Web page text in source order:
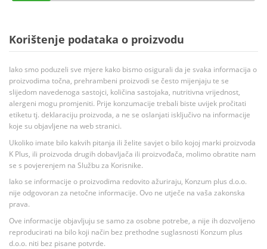
Korištenje podataka o proizvodu
Iako smo poduzeli sve mjere kako bismo osigurali da je svaka informacija o
proizvodima točna, prehrambeni proizvodi se često mijenjaju te se
slijedom navedenoga sastojci, količina sastojaka, nutritivna vrijednost,
alergeni mogu promjeniti. Prije konzumacije trebali biste uvijek pročitati
etiketu tj. deklaraciju proizvoda, a ne se oslanjati isključivo na informacije
koje su objavljene na web stranici.
Ukoliko imate bilo kakvih pitanja ili želite savjet o bilo kojoj marki proizvoda
K Plus, ili proizvoda drugih dobavljača ili proizvođača, molimo obratite nam
se s povjerenjem na Službu za Korisnike.
Iako se informacije o proizvodima redovito ažuriraju, Konzum plus d.o.o.
nije odgovoran za netočne informacije. Ovo ne utječe na vaša zakonska
prava.
Ove informacije objavljuju se samo za osobne potrebe, a nije ih dozvoljeno
reproducirati na bilo koji način bez prethodne suglasnosti Konzum plus
d.o.o. niti bez pisane potvrde.